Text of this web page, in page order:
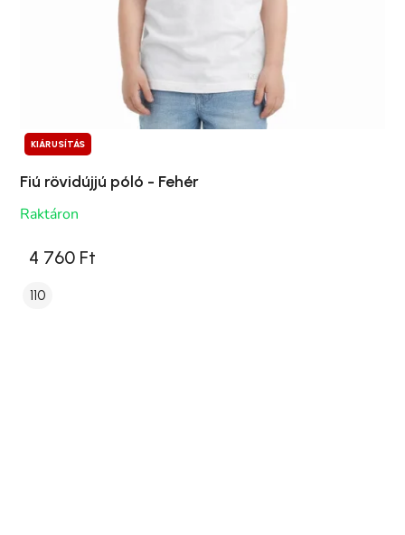
KIÁRUSÍTÁS
Fiú rövidújjú póló - Fehér
Raktáron
4 760 Ft
110